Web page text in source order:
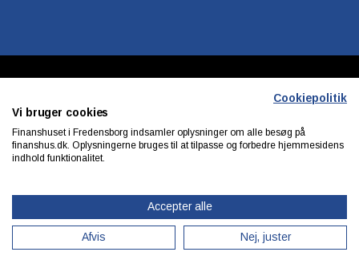
CVR. Nr. 10140315
Cookiepolitik
Vi bruger cookies
Finanshuset i Fredensborg indsamler oplysninger om alle besøg på
finanshus.dk. Oplysningerne bruges til at tilpasse og forbedre hjemmesidens
indhold funktionalitet.
Accepter alle
Afvis Nej, juster